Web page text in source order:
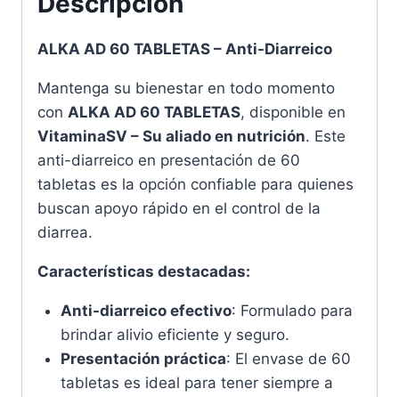
Bienestar
ALKA AD 60 TABLETAS – Anti-Diarreico
Mantenga su bienestar en todo momento
con ALKA AD 60 TABLETAS, disponible en
VitaminaSV – Su aliado en nutrición. Este
anti-diarreico en presentación de 60
tabletas es la opción confiable para quienes
buscan apoyo rápido en el control de la
diarrea.
Características destacadas:
Anti-diarreico efectivo: Formulado para
brindar alivio eficiente y seguro.
Presentación práctica: El envase de 60
tabletas es ideal para tener siempre a